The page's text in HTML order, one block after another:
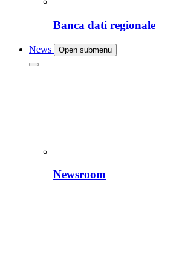
Banca dati regionale
News Open submenu
Newsroom